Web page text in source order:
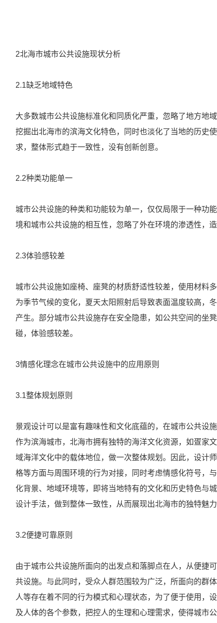
2北海市城市公共设施现状分析
2.1缺乏地域特色
大多数城市公共设施标准化和同质化严重，忽略了地方地
挖掘出北海市的滨海文化特色，同时也淡化了当地的历史
求，整体形式趋于一致性，没有创新创意。
2.2种类功能单一
城市公共设施的种类和功能较为单一，仅仅局限于一种功
境和城市公共设施的相互性，忽略了外在环境的渗透性，
2.3体验感较差
城市公共设施如座椅、座凳的材质舒适性较差，使用材料
为季节气候的变化，夏天太阳照射后导致表面温度较高，
产生。部分城市公共设施存在安全隐患，如公共空间的坐
碰，体验感较差。
3情感化理念在城市公共设施中的应用原则
3.1整体规划原则
景观设计可以是富有趣味性和文化底蕴的，在城市公共设
作为滨海城市，北海市拥有独特的海洋文化资源，如疍家
域海洋文化中的载体地位，做一次整体规划。因此，设计
格等方面与周围环境的行为对接，同时考虑情感化符号，
化背景、地域环境等，即将当地特有的文化和历史特色与
设计手法，做到整体一致性，从而展现出北海市的独特魅
3.2便捷可靠原则
由于城市公共设施所面向的出发点和落脚点在人，从便捷
共设施。与此同时，受众人群范围较为广泛，所面向的群
人等存在着不同的行为模式和心理状态，为了便于使用，
及人体的各个参数，把控人的生理和心理需求，使得城市